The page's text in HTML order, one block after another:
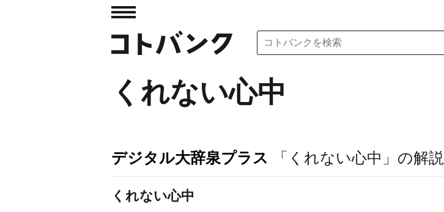
くれない心中
デジタル大辞泉プラス 「くれない心中」の解説
くれない心中